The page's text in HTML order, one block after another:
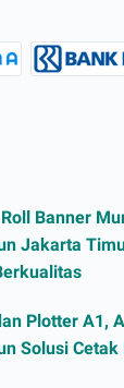
Banner
Jakarta
Plotter A1,
Solusi